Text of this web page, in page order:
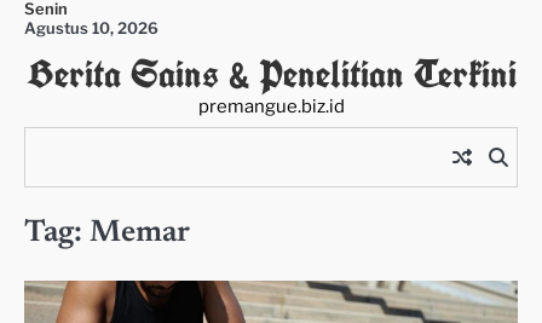
Skip
content
Senin
Agustus 10, 2026
Berita Sains & Penelitian Terkini
premangue.biz.id
Tag: Memar